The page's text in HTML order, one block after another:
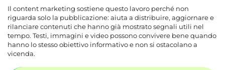
Il content marketing sostiene questo lavoro perché non
riguarda solo la pubblicazione: aiuta a distribuire, aggiornare e
rilanciare contenuti che hanno già mostrato segnali utili nel
tempo. Testi, immagini e video possono convivere bene quando
hanno lo stesso obiettivo informativo e non si ostacolano a
vicenda.